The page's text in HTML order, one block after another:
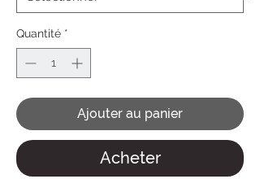
Quantité *
Ajouter au panier
Acheter